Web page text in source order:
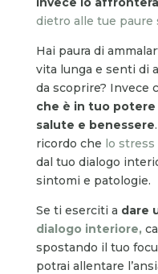
dietro alle tue paure
Hai paura di
vita lunga e senti di
da scoprire? Invece
che è in tuo
salute e benessere
ricordo che lo stress
dal tuo dialogo
sintomi e patologie.
Se ti eserciti a dare
dialogo interiore,
spostando il tuo
potrai allentare